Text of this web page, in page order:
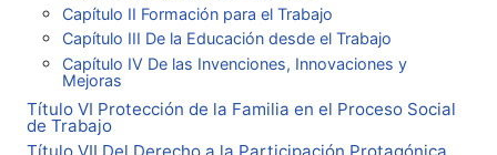
Capítulo II Formación para el Trabajo
Capítulo III De la Educación desde el Trabajo
Capítulo IV De las Invenciones, Innovaciones y
Mejoras
Título VI Protección de la Familia en el Proceso Social
de Trabajo